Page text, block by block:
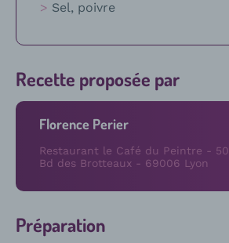
Sel, poivre
Recette proposée par
Florence Perier
Restaurant le Café du Peintre - 50
Bd des Brotteaux - 69006 Lyon
Préparation